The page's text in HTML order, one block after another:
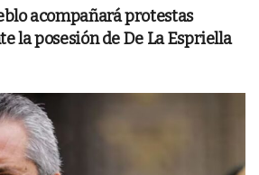
acompañará protestas
la posesión de De La Espriella